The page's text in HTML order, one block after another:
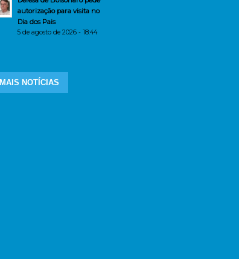
autorização para visita no
Dia dos Pais
5 de agosto de 2026 - 18:44
MAIS NOTÍCIAS